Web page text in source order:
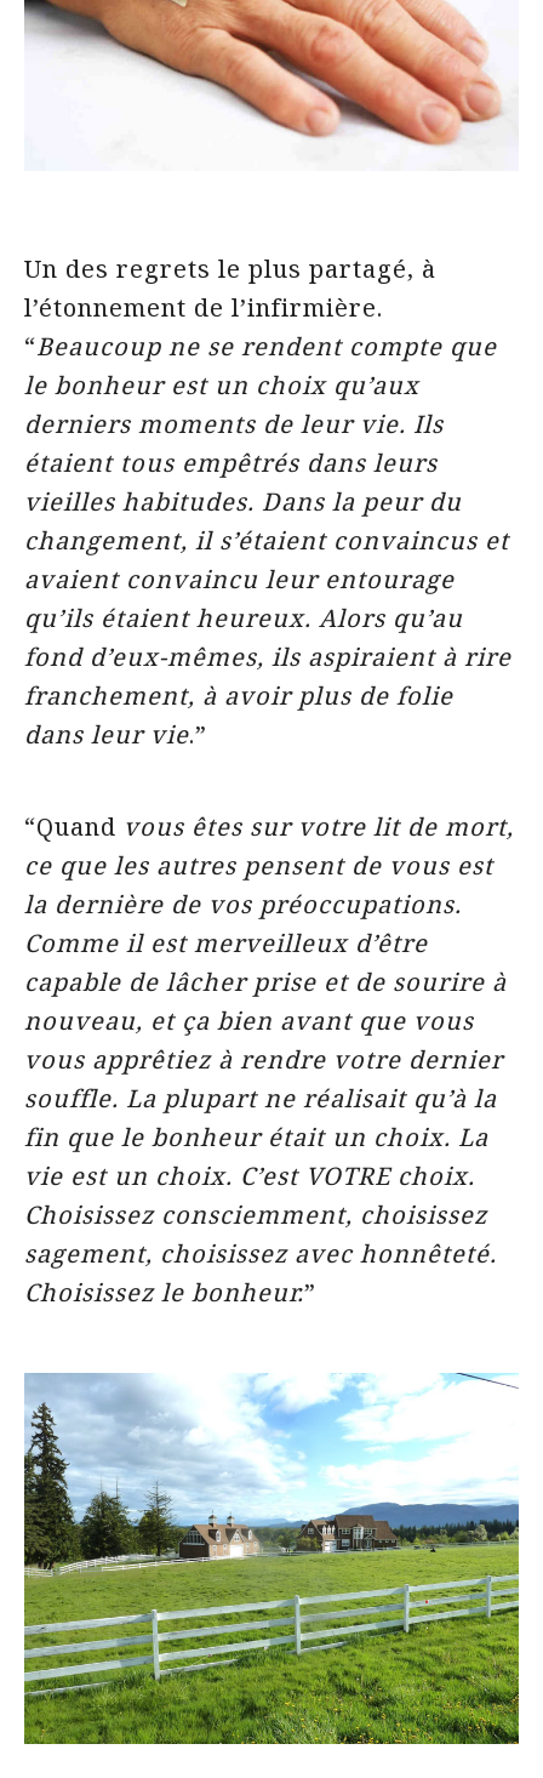
Un des regrets le plus partagé, à
l’étonnement de l’infirmière.
“Beaucoup ne se rendent compte que
le bonheur est un choix qu’aux
derniers moments de leur vie. Ils
étaient tous empêtrés dans leurs
vieilles habitudes. Dans la peur du
changement, il s’étaient convaincus et
avaient convaincu leur entourage
qu’ils étaient heureux. Alors qu’au
fond d’eux-mêmes, ils aspiraient à rire
franchement, à avoir plus de folie
dans leur vie.”
“Quand vous êtes sur votre lit de mort,
ce que les autres pensent de vous est
la dernière de vos préoccupations.
Comme il est merveilleux d’être
capable de lâcher prise et de sourire à
nouveau, et ça bien avant que vous
vous apprêtiez à rendre votre dernier
souffle. La plupart ne réalisait qu’à la
fin que le bonheur était un choix. La
vie est un choix. C’est VOTRE choix.
Choisissez consciemment, choisissez
sagement, choisissez avec honnêteté.
Choisissez le bonheur.”